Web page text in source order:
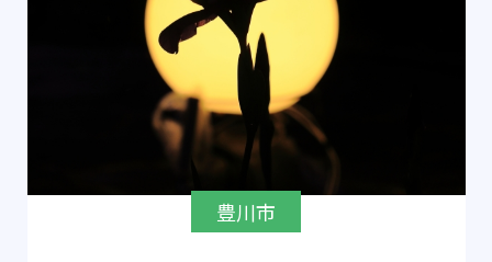
豊川市